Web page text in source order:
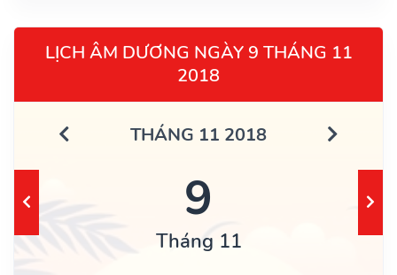
LỊCH ÂM DƯƠNG NGÀY 9 THÁNG 11
2018
THÁNG 11 2018
9
Tháng 11